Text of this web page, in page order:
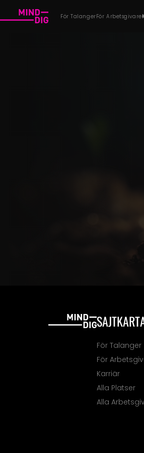
För TalangerFör Arbetsgivare
För Talanger
För
Karriär
Alla Platser
Alla